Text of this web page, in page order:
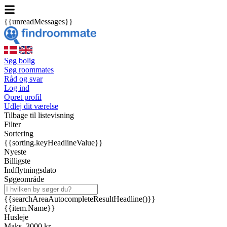
{{unreadMessages}}
Søg bolig
Søg roommates
Råd og svar
Log ind
Opret profil
Udlej dit værelse
Tilbage til listevisning
Filter
Sortering
{{sorting.keyHeadlineValue}}
Nyeste
Billigste
Indflytningsdato
Søgeområde
{{searchAreaAutocompleteResultHeadline()}}
{{item.Name}}
Husleje